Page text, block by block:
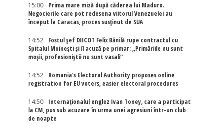
15:00
Prima mare miză după căderea lui Maduro.
Negocierile care pot redesena viitorul Venezuelei au
început la Caracas, proces susținut de SUA
14:52
Fostul șef DIICOT Felix Bănilă rupe contractul cu
Spitalul Moinești și îl acuză pe primar: „Primăriile nu sunt
moșii, profesioniștii nu sunt vasali”
14:52
Romania's Electoral Authority proposes online
registration for EU voters, easier electoral procedures
14:50
Internaţionalul englez Ivan Toney, care a participat
la CM, pus sub acuzare în urma unei agresiuni într-un club
de noapte